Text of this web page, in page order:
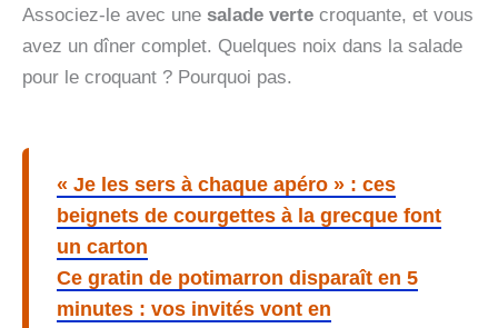
Associez-le avec une salade verte croquante, et vous
avez un dîner complet. Quelques noix dans la salade
pour le croquant ? Pourquoi pas.
« Je les sers à chaque apéro » : ces
beignets de courgettes à la grecque font
un carton
Ce gratin de potimarron disparaît en 5
minutes : vos invités vont en